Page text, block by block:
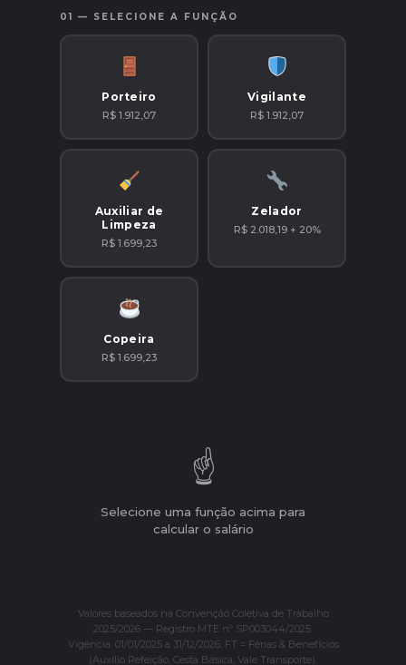
01 — SELECIONE A FUNÇÃO
Porteiro
R$ 1.912,07
Vigilante
R$ 1.912,07
Auxiliar de
Limpeza
R$ 1.699,23
Zelador
R$ 2.018,19 + 20%
Copeira
R$ 1.699,23
☝️
Selecione uma função acima para
calcular o salário
Valores baseados na Convenção Coletiva de Trabalho
2025/2026 — Registro MTE nº SP003044/2025.
Vigência: 01/01/2025 a 31/12/2026. FT = Férias & Benefícios
(Auxílio Refeição, Cesta Básica, Vale Transporte).